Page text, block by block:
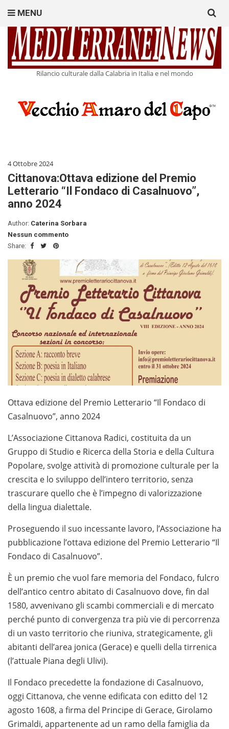
Rilancio culturale dalla Calabria in Italia e nel mondo
MENU
for:
4 Ottobre 2024
Cittanova:Ottava edizione del Premio
Letterario “Il Fondaco di Casalnuovo”,
anno 2024
Author: Caterina Sorbara
Nessun commento
Share:
Ottava edizione del Premio Letterario “Il Fondaco di
Casalnuovo”, anno 2024
L’Associazione Cittanova Radici, costituita da un
Gruppo di Studio e Ricerca della Storia e della Cultura
Popolare, svolge attività di promozione culturale per la
crescita e lo sviluppo dell’intero territorio, senza
trascurare quello che è l’impegno di valorizzazione
della lingua dialettale.
Proseguendo il suo incessante lavoro, l’Associazione ha
pubblicazione l’ottava edizione del Premio Letterario “Il
Fondaco di Casalnuovo”.
È un premio che vuol fare memoria del Fondaco, fulcro
dell’antico centro abitato di Casalnuovo dove, fin dal
1580, avvenivano gli scambi commerciali e di mercato
perché punto di convergenza tra più vie di percorrenza
di un vasto territorio che riuniva, strategicamente, gli
abitanti dell’area jonica (Gerace) e quelli della tirrenica
(l’attuale Piana degli Ulivi).
Il Fondaco precedette la fondazione di Casalnuovo,
oggi Cittanova, che venne edificata con editto del 12
agosto 1608, a firma del Principe di Gerace, Girolamo
Grimaldi, appartenente ad un ramo della famiglia da